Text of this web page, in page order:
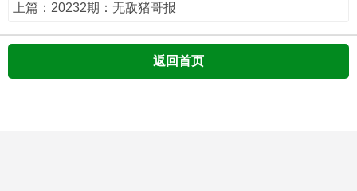
上篇：20232期：无敌猪哥报
返回首页